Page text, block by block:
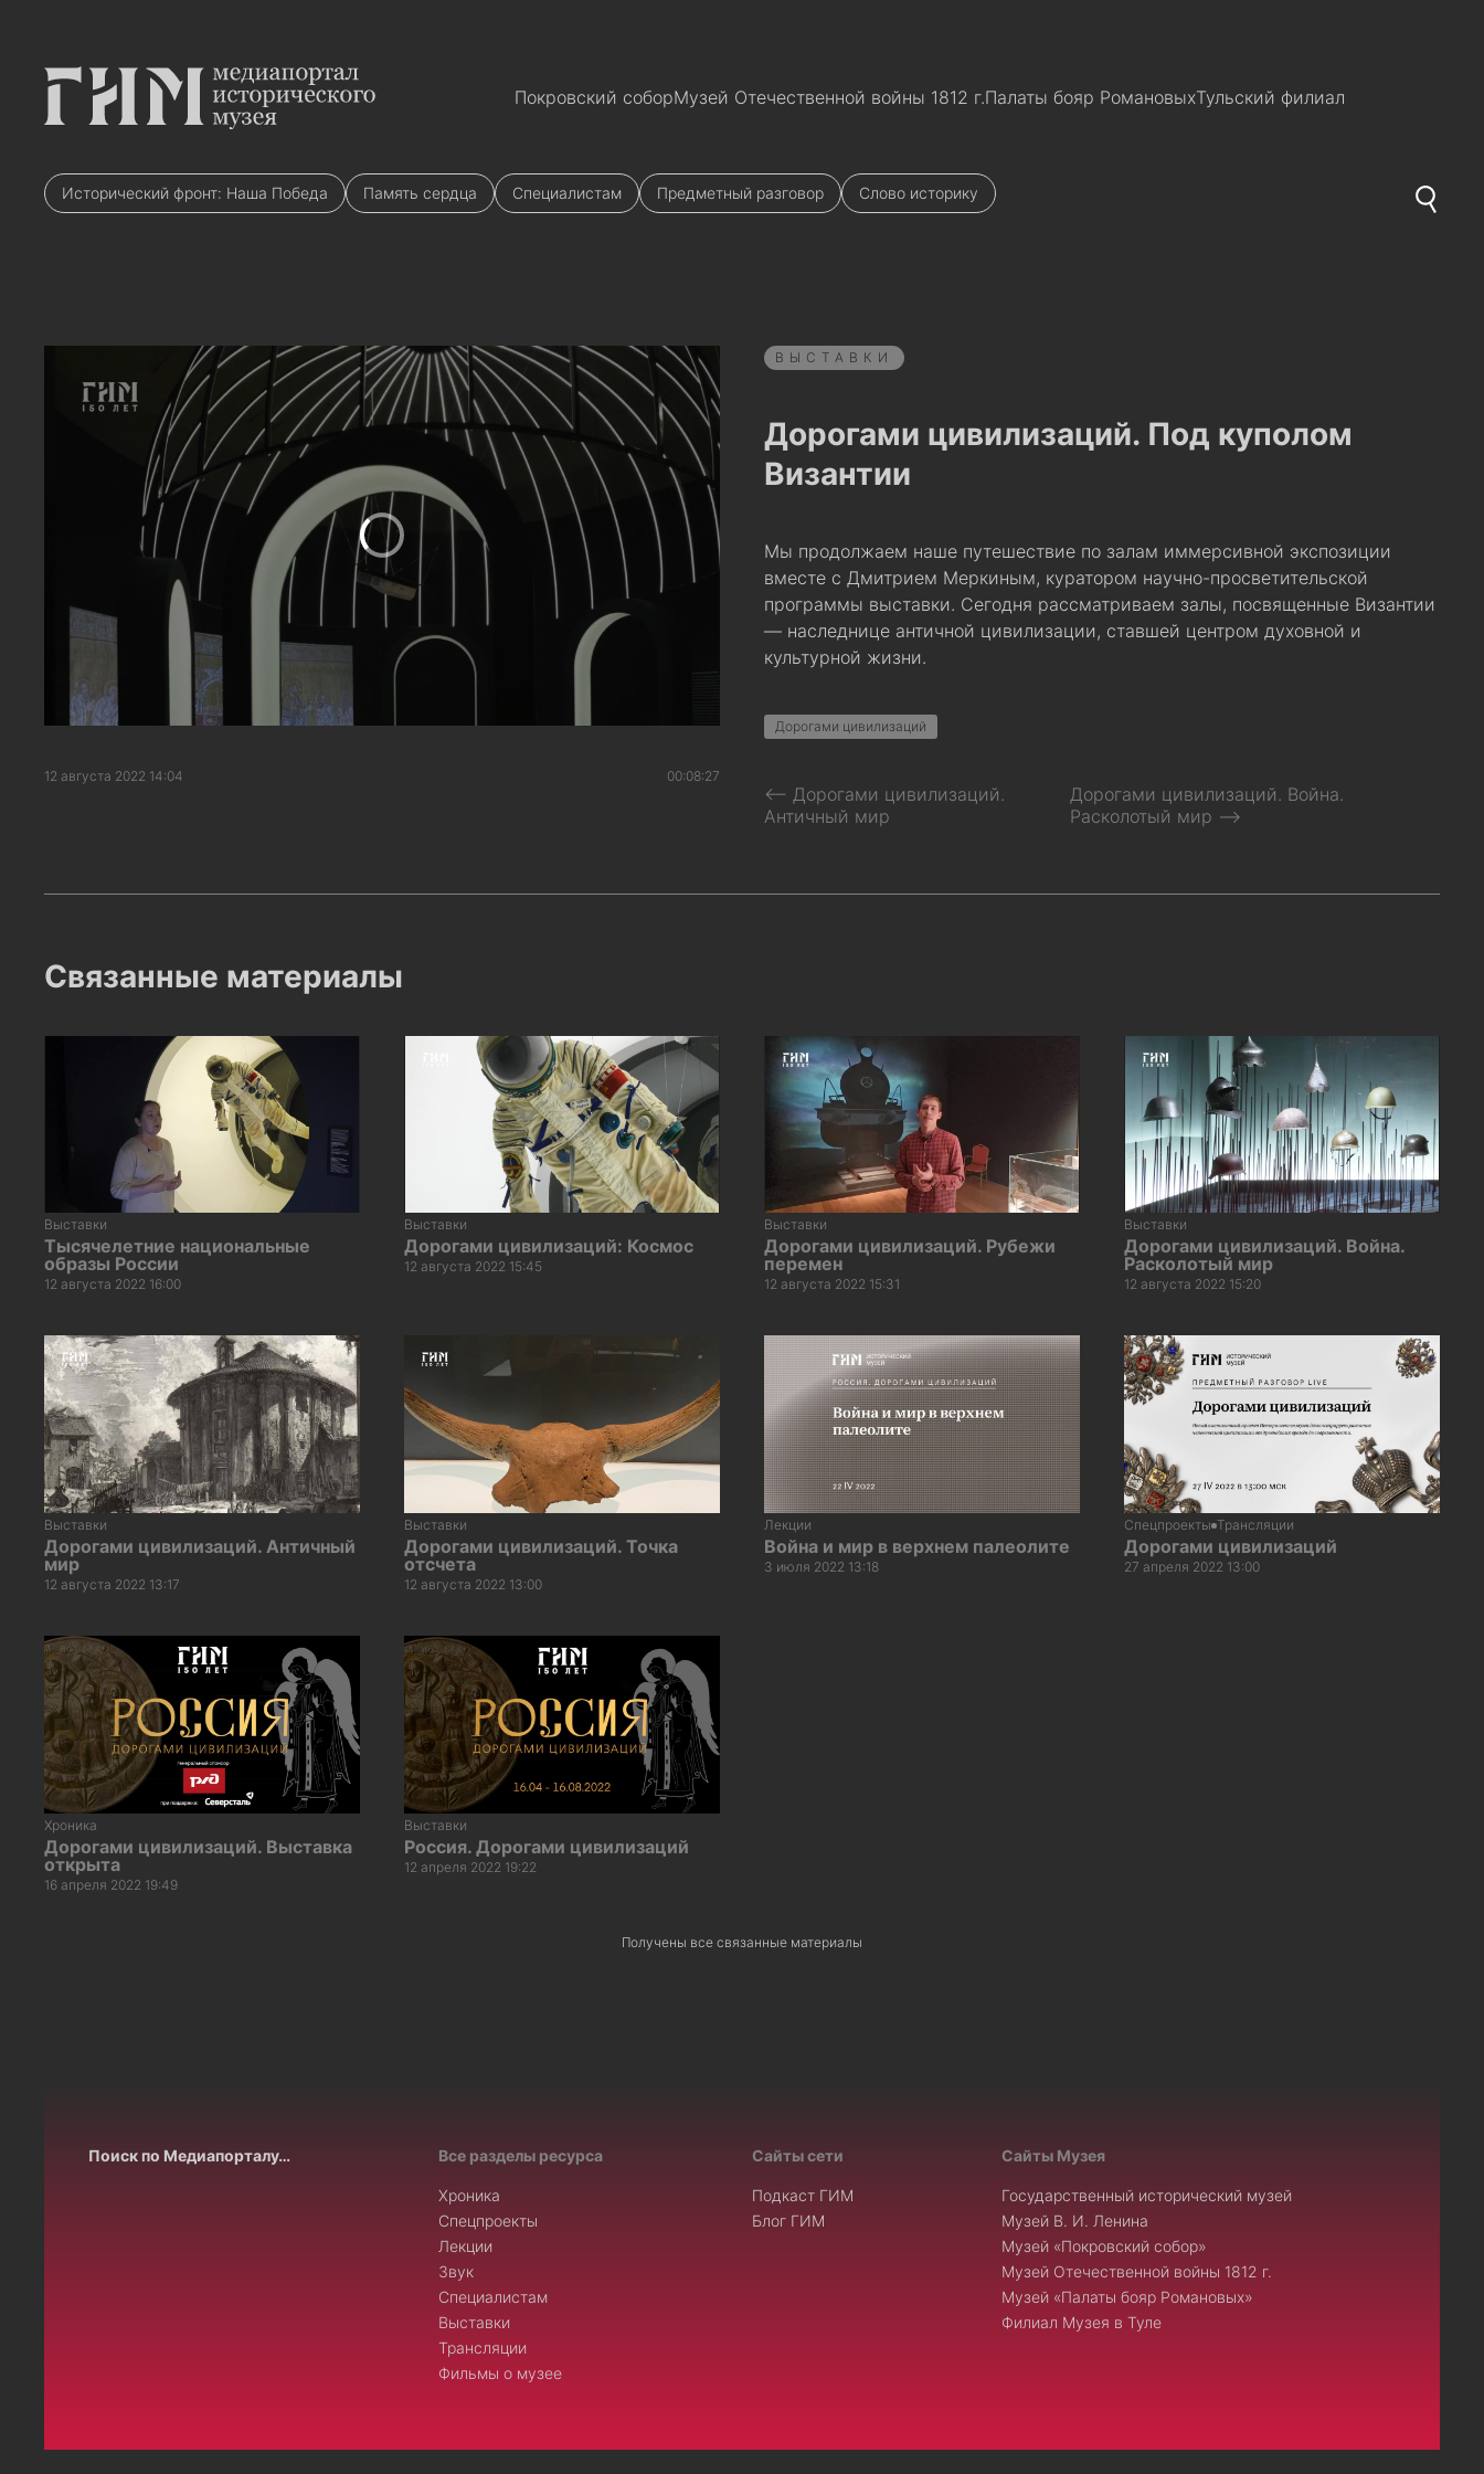
Покровский соборМузей Отечественной войны 1812 г.Палаты бояр РомановыхТульский филиал
Исторический фронт: Наша Победа Память сердца Специалистам Предметный разговор Слово историку
12 августа 2022 14:04 00:08:27
ВЫСТАВКИ
Дорогами цивилизаций. Под куполом
Византии
Мы продолжаем наше путешествие по залам иммерсивной экспозиции
вместе с Дмитрием Меркиным, куратором научно-просветительской
программы выставки. Сегодня рассматриваем залы, посвященные Византии
— наследнице античной цивилизации, ставшей центром духовной и
культурной жизни.
Дорогами цивилизаций
⟵ Дорогами цивилизаций.
Античный мир
Дорогами цивилизаций. Война.
Расколотый мир ⟶
Связанные материалы
Выставки
Тысячелетние национальные
образы России
12 августа 2022 16:00
Выставки
Дорогами цивилизаций: Космос
12 августа 2022 15:45
Выставки
Дорогами цивилизаций. Рубежи
перемен
12 августа 2022 15:31
Выставки
Дорогами цивилизаций. Война.
Расколотый мир
12 августа 2022 15:20
Выставки
Дорогами цивилизаций. Античный
мир
12 августа 2022 13:17
Выставки
Дорогами цивилизаций. Точка
отсчета
12 августа 2022 13:00
Лекции
Война и мир в верхнем палеолите
3 июля 2022 13:18
Спецпроекты Трансляции
Дорогами цивилизаций
27 апреля 2022 13:00
Хроника
Дорогами цивилизаций. Выставка
открыта
16 апреля 2022 19:49
Выставки
Россия. Дорогами цивилизаций
12 апреля 2022 19:22
Получены все связанные материалы
Поиск по Медиапорталу… Все разделы ресурса
Хроника
Спецпроекты
Лекции
Звук
Специалистам
Выставки
Трансляции
Фильмы о музее
Сайты сети
Подкаст ГИМ
Блог ГИМ
Сайты Музея
Государственный исторический музей
Музей В. И. Ленина
Музей «Покровский собор»
Музей Отечественной войны 1812 г.
Музей «Палаты бояр Романовых»
Филиал Музея в Туле